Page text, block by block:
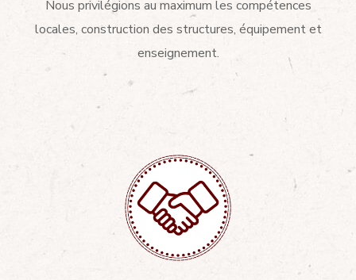
Nous privilégions au maximum les compétences
locales, construction des structures, équipement et
enseignement.